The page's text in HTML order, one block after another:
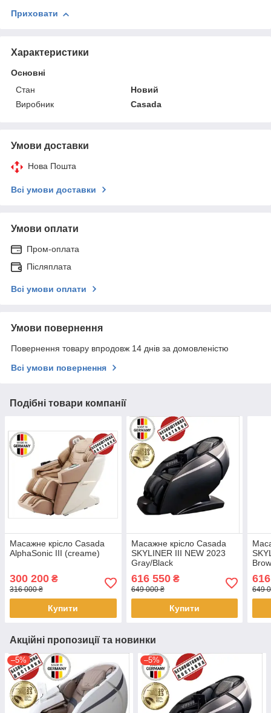
Приховати
Характеристики
Основні
Стан
Новий
Виробник
Casada
Умови доставки
Нова Пошта
Всі умови доставки
Умови оплати
Пром-оплата
Післяплата
Всі умови оплати
Умови повернення
Повернення товару впродовж 14 днів за домовленістю
Всі умови повернення
Подібні товари компанії
Масажне крісло Casada
AlphaSonic III (creame)
300 200 ₴
316 000 ₴
Купити
Масажне крісло Casada
SKYLINER III NEW 2023
Gray/Black
616 550₴
649 000 ₴
Купити
649
Акційні пропозиції та новинки
–5% –5%